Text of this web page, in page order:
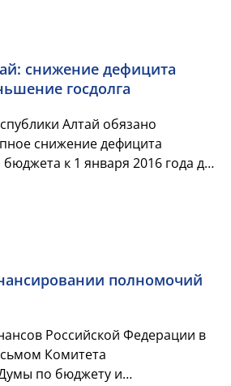
снижение дефицита
госдолга
Алтай обязано
снижение дефицита
бюджета к 1 января 2016 года до
за 2015...
полномочий
Российской Федерации в
Комитета
по бюджету и